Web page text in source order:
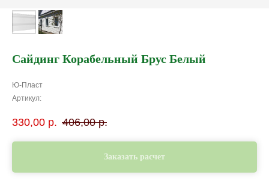
Сайдинг Корабельный Брус Белый
Ю-Пласт
Артикул:
330,00 р. 406,00 р.
Заказать расчет